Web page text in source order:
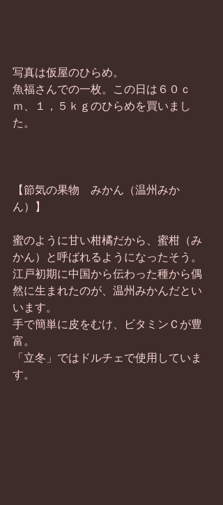
写真は仮屋のひらめ。
魚福さんでの一枚。この日は６０ｃ
ｍ、１，５ｋｇのひらめを買いまし
た。
【節気の果物　みかん（温州みか
ん）】
蜜のように甘い柑橘だから、蜜柑（み
かん）と呼ばれるようになったそう。
江戸初期に中国から伝わった種から偶
然に生まれたのが、温州みかんだとい
います。
手で簡単に皮をむけ、ビタミンＣが豊
富。
「立冬」ではドルチェで使用していま
す。